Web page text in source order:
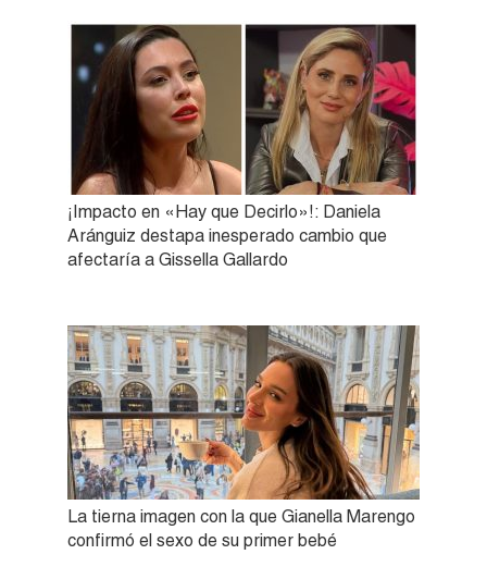
¡Impacto en «Hay que Decirlo»!: Daniela
Aránguiz destapa inesperado cambio que
afectaría a Gissella Gallardo
La tierna imagen con la que Gianella Marengo
confirmó el sexo de su primer bebé